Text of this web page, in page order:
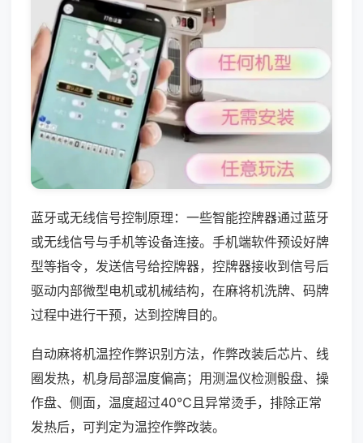
蓝牙或无线信号控制原理：一些智能控牌器通过蓝牙
或无线信号与手机等设备连接。手机端软件预设好牌
型等指令，发送信号给控牌器，控牌器接收到信号后
驱动内部微型电机或机械结构，在麻将机洗牌、码牌
过程中进行干预，达到控牌目的。
自动麻将机温控作弊识别方法，作弊改装后芯片、线
圈发热，机身局部温度偏高；用测温仪检测骰盘、操
作盘、侧面，温度超过40℃且异常烫手，排除正常
发热后，可判定为温控作弊改装。